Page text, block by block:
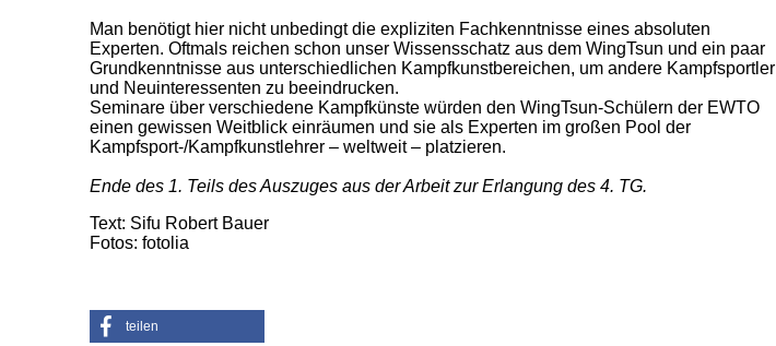
Man benötigt hier nicht unbedingt die expliziten Fachkenntnisse eines absoluten
Experten. Oftmals reichen schon unser Wissensschatz aus dem WingTsun und ein paar
Grundkenntnisse aus unterschiedlichen Kampfkunstbereichen, um andere Kampfsportler
und Neuinteressenten zu beeindrucken.
Seminare über verschiedene Kampfkünste würden den WingTsun-Schülern der EWTO
einen gewissen Weitblick einräumen und sie als Experten im großen Pool der
Kampfsport-/Kampfkunstlehrer – weltweit – platzieren.
Ende des 1. Teils des Auszuges aus der Arbeit zur Erlangung des 4. TG.
Text: Sifu Robert Bauer
Fotos: fotolia
teilen